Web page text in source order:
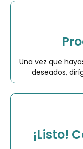
Una vez que
deseados,
¡Listo!